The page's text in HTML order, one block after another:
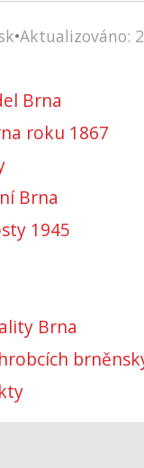
•Aktualizováno:
Brna
roku 1867
Brna
1945
Brna